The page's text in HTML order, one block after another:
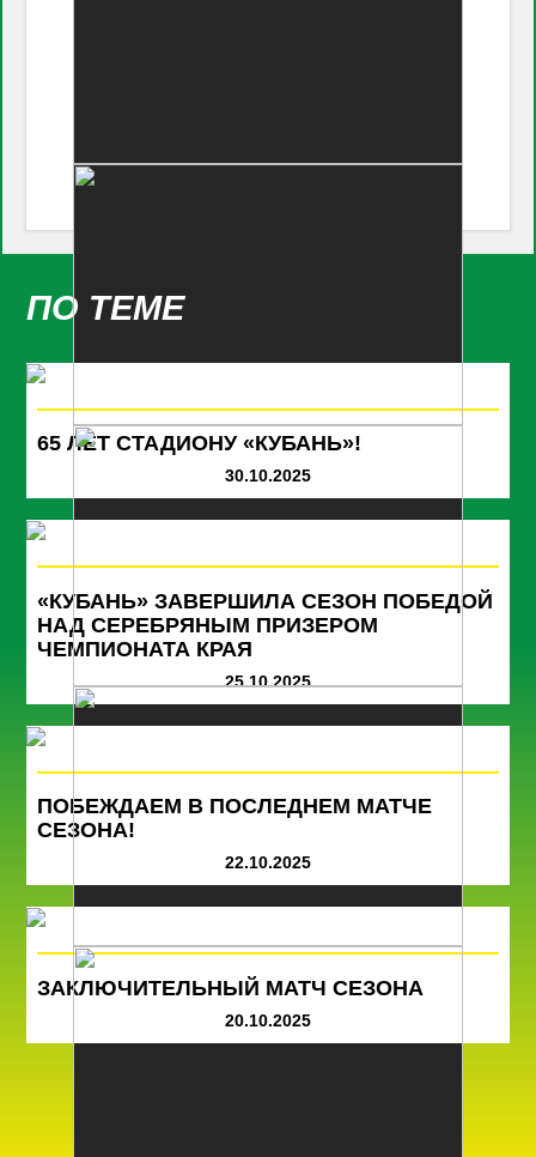
ПО ТЕМЕ
65 ЛЕТ СТАДИОНУ «КУБАНЬ»!
30.10.2025
«КУБАНЬ» ЗАВЕРШИЛА СЕЗОН ПОБЕДОЙ
НАД СЕРЕБРЯНЫМ ПРИЗЕРОМ
ЧЕМПИОНАТА КРАЯ
25.10.2025
ПОБЕЖДАЕМ В ПОСЛЕДНЕМ МАТЧЕ
СЕЗОНА!
22.10.2025
ЗАКЛЮЧИТЕЛЬНЫЙ МАТЧ СЕЗОНА
20.10.2025